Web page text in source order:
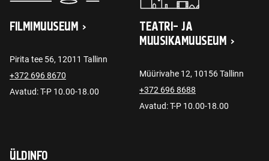
FILMIMUUSEUM
Pirita tee 56, 12011 Tallinn
+372 696 8670
Avatud: T-P 10.00-18.00
TEATRI- JA
MUUSIKAMUUSEUM
Müürivahe 12, 10156 Tallinn
+372 696 8688
Avatud: T-P 10.00-18.00
ÜLDINFO